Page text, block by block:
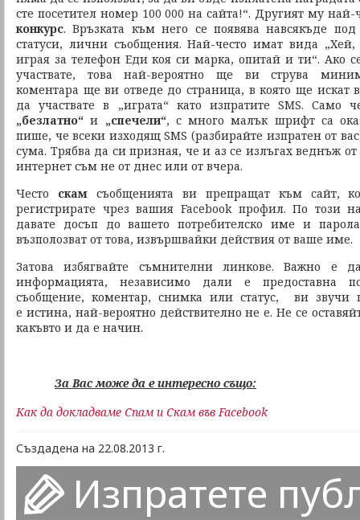
сте посетител номер 100 000 на сайта!“. Другият му
конкурс. Връзката към него се появява навсякъде
статуси, лични съобщения. Най-често имат вида „Хей,
играя за телефон Еди коя си марка, опитай и ти“. Ако
участвате, това най-вероятно ще ви струва
коментара ще ви отведе до страница, в която ще
да участвате в „играта“ като изпратите SMS. Само
„безлатно“ и „спечели“, с много малък шрифт са
пише, че всеки изходящ SMS (разбирайте изпратен от
сума. Трябва да си призная, че и аз се излъгах веднъж
интернет съм не от днес или от вчера.
Често скам съобщенията ви препращат към сайт,
регистрирате чрез вашия Facebook профил. По този
давате досъп до вашето потребителско име и
възполозват от това, извършвайки действия от ваше име.
Затова избягвайте съмнителни линкове. Важно е
информацията, независимо дали е предоставна
съобщение, коментар, снимка или статус, ви звучи
е истина, най-вероятно действително не е. Не се
какъвто и да е начин.
За Вас може да е интересно също:
Как да докладваме Спам и Скам във Facebook
Създадена на 22.08.2013 г.
Изпратете